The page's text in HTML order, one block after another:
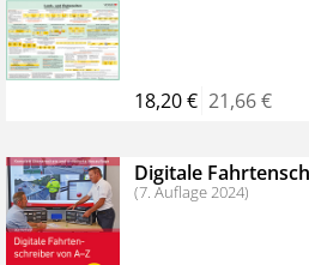
Bestellen Sie jetzt das
Kennenlern-Abo für zwei
Monaten brauchen Sie nichts
Abonnement endet
weiteren Verpflichtungen.
18,20 € 21,66 €
Digitale
(7. Auflage 2024)